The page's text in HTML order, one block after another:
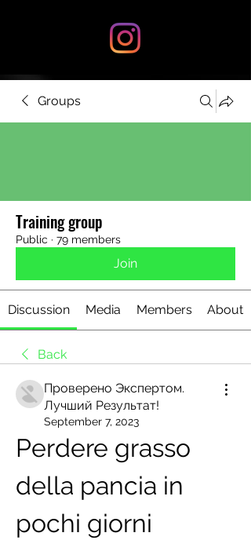
Groups
Training group
Public · 79 members
Join
Discussion Media Members About
Back
Проверено Экспертом.
Лучший Результат!
September 7, 2023
Perdere grasso
della pancia in
pochi giorni